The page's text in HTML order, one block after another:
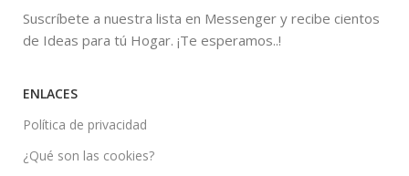
Suscríbete a nuestra lista en Messenger y recibe cientos
de Ideas para tú Hogar. ¡Te esperamos..!
ENLACES
Política de privacidad
¿Qué son las cookies?